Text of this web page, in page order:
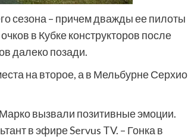
сезона – причем дважды ее пилоты
в Кубке конструкторов после
далеко позади.
на второе, а в Мельбурне Серхио
вызвали позитивные эмоции.
в эфире Servus TV. – Гонка в